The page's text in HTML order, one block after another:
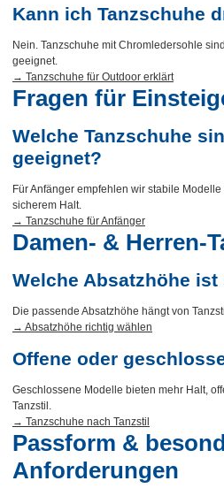
Kann ich Tanzschuhe
Nein. Tanzschuhe mit Chromledersohle
geeignet.
→ Tanzschuhe für Outdoor erklärt
Fragen für
Welche Tanzschuhe
geeignet?
Für Anfänger empfehlen wir stabile
sicherem Halt.
→ Tanzschuhe für Anfänger
Damen- & Herren-
Welche Absatzhöhe
Die passende Absatzhöhe hängt von
→ Absatzhöhe richtig wählen
Offene oder
Geschlossene Modelle bieten mehr Halt,
Tanzstil.
→ Tanzschuhe nach Tanzstil
Passform &
Anforderungen